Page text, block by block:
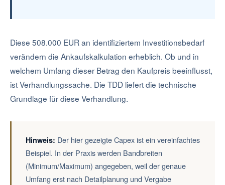
Diese 508.000 EUR an identifiziertem Investitionsbedarf
verändern die Ankaufskalkulation erheblich. Ob und in
welchem Umfang dieser Betrag den Kaufpreis beeinflusst,
ist Verhandlungssache. Die TDD liefert die technische
Grundlage für diese Verhandlung.
Hinweis: Der hier gezeigte Capex ist ein vereinfachtes
Beispiel. In der Praxis werden Bandbreiten
(Minimum/Maximum) angegeben, weil der genaue
Umfang erst nach Detailplanung und Vergabe